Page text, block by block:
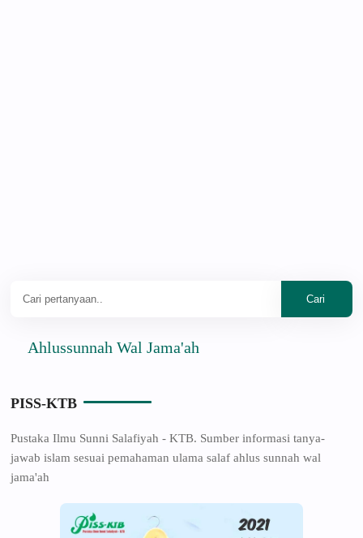
Wal Jama'ah
PISS-KTB
Pustaka Ilmu Sunni Salafiyah - KTB. Sumber informasi tanya-
jawab islam sesuai pemahaman ulama salaf ahlus sunnah wal
jama'ah